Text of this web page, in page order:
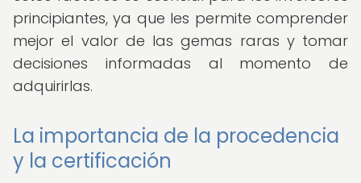
principiantes, ya que les permite comprender
mejor el valor de las gemas raras y tomar
decisiones informadas al momento de
adquirirlas.
La importancia de la procedencia
y la certificación